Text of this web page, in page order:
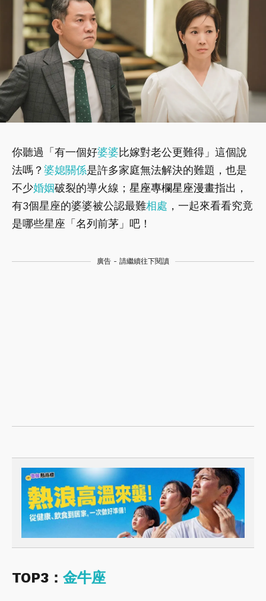
你聽過「有一個好婆婆比嫁對老公更難得」這個說
法嗎？ 婆媳關係是許多家庭無法解決的難題，也是
不少婚姻破裂的導火線； 星座專欄星座漫畫指出，
有3個星座的婆婆被公認最難相處 ，一起來看看究竟
是哪些星座「名列前茅」吧！
廣告 - 請繼續往下閱讀
TOP3： 金牛座